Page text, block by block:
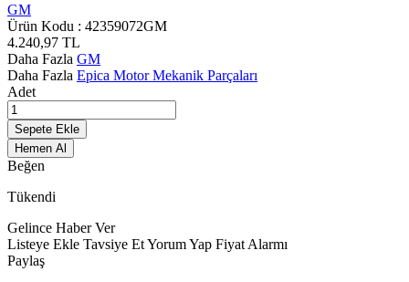
GM
Ürün Kodu : 42359072GM
4.240,97 TL
Daha Fazla GM
Daha Fazla Epica Motor Mekanik Parçaları
Adet
Sepete Ekle
Hemen Al
Beğen
Tükendi
Gelince Haber Ver
Listeye Ekle Tavsiye EtYorum Yap Fiyat Alarmı
Paylaş